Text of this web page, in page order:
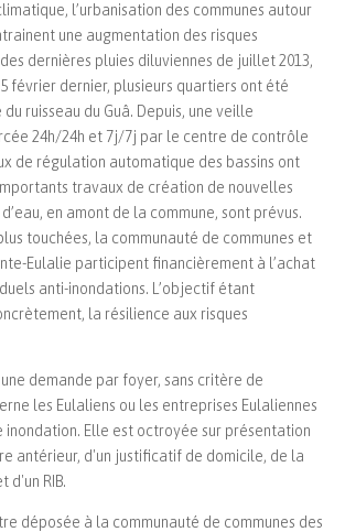
l’urbanisation des communes autour
une augmentation des risques
des dernières pluies diluviennes de juillet 2013,
février dernier, plusieurs quartiers ont été
ruisseau du Guâ. Depuis, une veille
24h/24h et 7j/7j par le centre de contrôle
de régulation automatique des bassins ont
travaux de création de nouvelles
en amont de la commune, sont prévus.
touchées, la communauté de communes et
Eulalie participent financièrement à l’achat
anti-inondations. L’objectif étant
la résilience aux risques
demande par foyer, sans critère de
les Eulaliens ou les entreprises Eulaliennes
inondation. Elle est octroyée sur présentation
antérieur, d'un justificatif de domicile, de la
d'un RIB.
déposée à la communauté de communes des